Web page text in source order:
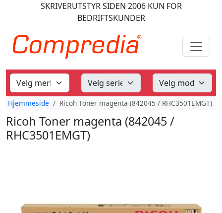
SKRIVERUTSTYRSIDEN 2006KUN FOR
BEDRIFTSKUNDER
Hjemmeside Ricoh Toner magenta (842045 / RHC3501EMGT)
Ricoh Toner magenta (842045 /
RHC3501EMGT)